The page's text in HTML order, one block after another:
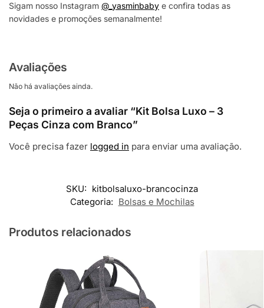
Sigam nosso Instagram @_yasminbaby e confira todas as
novidades e promoções semanalmente!
Avaliações
Não há avaliações ainda.
Seja o primeiro a avaliar “Kit Bolsa Luxo – 3
Peças Cinza com Branco”
Você precisa fazer logged in para enviar uma avaliação.
SKU: kitbolsaluxo-brancocinza
Categoria: Bolsas e Mochilas
Produtos relacionados